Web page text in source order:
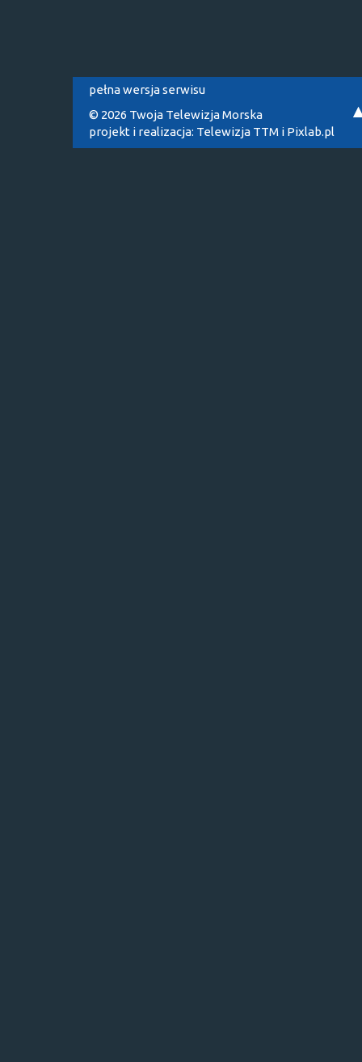
pełna wersja serwisu
© 2026 Twoja Telewizja Morska
projekt i realizacja: Telewizja TTM i Pixlab.pl